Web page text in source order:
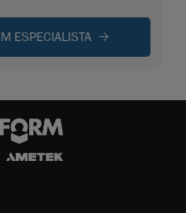
ESPECIALISTA